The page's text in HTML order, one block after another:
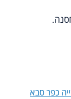
כפר סבא